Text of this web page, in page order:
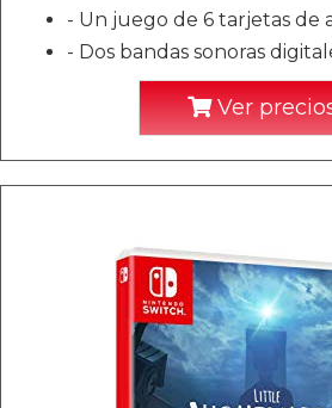
- Un juego de 6 tarjetas de
- Dos bandas sonoras
Ver